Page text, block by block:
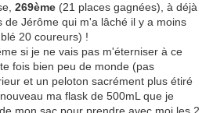
269ème (21 places gagnées), à déjà
de Jérôme qui m'a lâché il y a moins
20 coureurs) !
si je ne vais pas m'éterniser à ce
fois bien peu de monde (pas
et un peloton sacrément plus étiré
ma flask de 500mL que je